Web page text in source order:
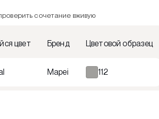
сочетание вживую
цвет Бренд Цветовой образец
Mapei 112